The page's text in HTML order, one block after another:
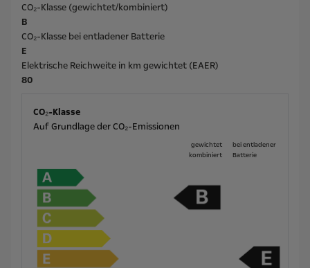
CO₂-Klasse (gewichtet/kombiniert)
B
CO₂-Klasse bei entladener Batterie
E
Elektrische Reichweite in km gewichtet (EAER)
80
CO₂-Klasse
Auf Grundlage der CO₂-Emissionen
gewichtet
kombiniert
bei ent­la­de­ner
Batterie